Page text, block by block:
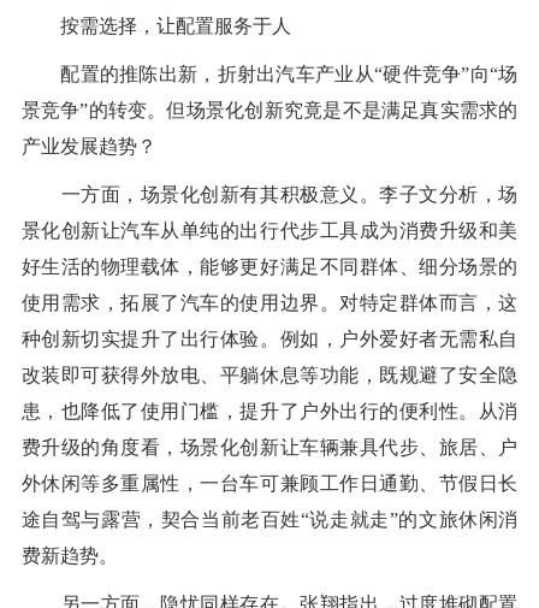
按需选择，让配置服务于人
配置的推陈出新，折射出汽车产业从“硬件竞争”向“场
景竞争”的转变。但场景化创新究竟是不是满足真实需求的
产业发展趋势？
一方面，场景化创新有其积极意义。李子文分析，场
景化创新让汽车从单纯的出行代步工具成为消费升级和美
好生活的物理载体，能够更好满足不同群体、细分场景的
使用需求，拓展了汽车的使用边界。对特定群体而言，这
种创新切实提升了出行体验。例如，户外爱好者无需私自
改装即可获得外放电、平躺休息等功能，既规避了安全隐
患，也降低了使用门槛，提升了户外出行的便利性。从消
费升级的角度看，场景化创新让车辆兼具代步、旅居、户
外休闲等多重属性，一台车可兼顾工作日通勤、节假日长
途自驾与露营，契合当前老百姓“说走就走”的文旅休闲消
费新趋势。
另一方面，隐忧同样存在。张翔指出，过度堆砌配置